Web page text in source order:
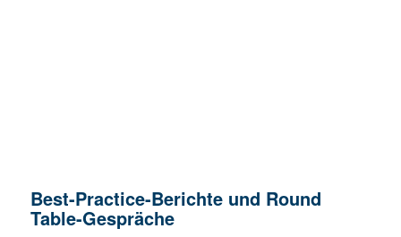
Best-Practice-Berichte und Round
Table-Gespräche